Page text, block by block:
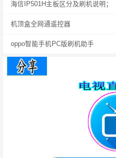
海信IP501H主板区分及刷机说明；
机顶盒全网通遥控器
oppo智能手机PC版刷机助手